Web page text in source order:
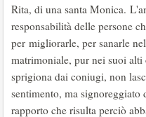
Rita, di una santa Monica.
responsabilità delle persone
per migliorarle, per sanarle
matrimoniale, pur nei suoi
sprigiona dai coniugi, non
sentimento, ma
rapporto che risulta perciò